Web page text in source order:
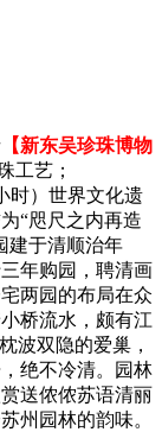
【新东吴珍珠博物
工艺；
时）世界文化遗
“咫尺之内再造
建于清顺治年
年购园，聘清画
两园的布局在众
桥流水，颇有江
波双隐的爱巢，
绝不冷清。园林
送侬侬苏语清丽
州园林的韵味。